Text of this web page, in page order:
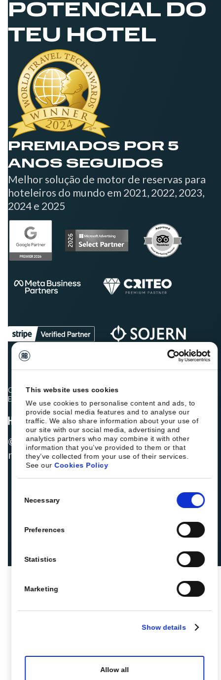
This website uses cookies
We use cookies to personalise content and ads, to
provide social media features and to analyse our
traffic. We also share information about your use of
our site with our social media, advertising and
analytics partners who may combine it with other
information that you’ve provided to them or that
they’ve collected from your use of their services.
See ourCookies Policy
Selection
Necessary
Preferences
Statistics
Marketing
Show details
Allow all
POTENCIAL DO
TEU HOTEL
PREMIADOS POR 5
ANOS SEGUIDOS
Melhor solução de motor de reservas para
hoteleiros do mundo em 2021, 2022, 2023,
2024 e 2025
Os colegas hoteleiros estão a classificar a Roiback como
Excelente:
© 2026 ROIBACK, Inc. Todos os direitos
reservados